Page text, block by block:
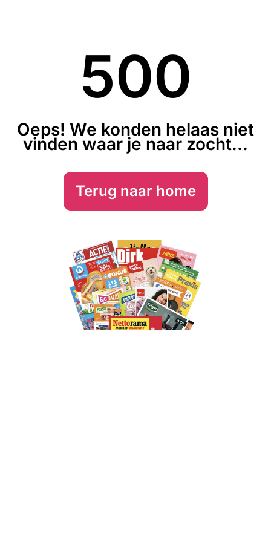
500
Oeps! We konden helaas niet
vinden waar je naar zocht...
Terug naar home